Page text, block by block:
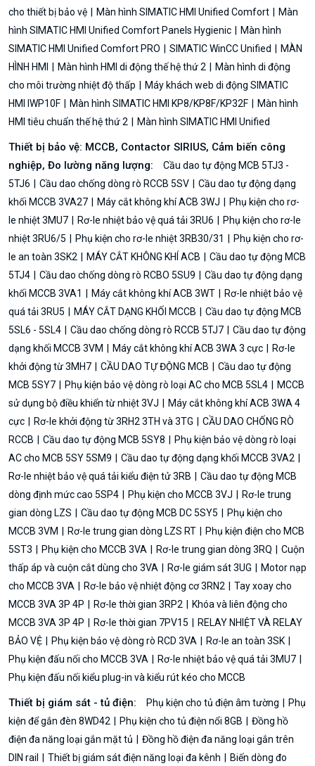
cho thiết bị bảo vệ
Màn hình SIMATIC HMI Unified Comfort
Màn
hình SIMATIC HMI Unified Comfort Panels Hygienic
Màn hình
SIMATIC HMI Unified Comfort PRO
SIMATIC WinCC Unified
MÀN
HÌNH HMI
Màn hình HMI di động thế hệ thứ 2
Màn hình di động
cho môi trường nhiệt độ thấp
Máy khách web di động SIMATIC
HMI IWP10F
Màn hình SIMATIC HMI KP8/KP8F/KP32F
Màn hình
HMI tiêu chuẩn thế hệ thứ 2
Màn hình SIMATIC HMI Unified
Thiết bị bảo vệ: MCCB, Contactor SIRIUS, Cảm biến công
nghiệp, Đo lường năng lượng:
Cầu dao tự động MCB 5TJ3 -
5TJ6
Cầu dao chống dòng rò RCCB 5SV
Cầu dao tự động dạng
khối MCCB 3VA27
Máy cắt không khí ACB 3WJ
Phụ kiện cho rơ-
le nhiệt 3MU7
Rơ-le nhiệt bảo vệ quá tải 3RU6
Phụ kiện cho rơ-le
nhiệt 3RU6/5
Phụ kiện cho rơ-le nhiệt 3RB30/31
Phụ kiện cho rơ-
le an toàn 3SK2
MÁY CẮT KHÔNG KHÍ ACB
Cầu dao tự động MCB
5TJ4
Cầu dao chống dòng rò RCBO 5SU9
Cầu dao tự động dạng
khối MCCB 3VA1
Máy cắt không khí ACB 3WT
Rơ-le nhiệt bảo vệ
quá tải 3RU5
MÁY CẮT DẠNG KHỐI MCCB
Cầu dao tự động MCB
5SL6 - 5SL4
Cầu dao chống dòng rò RCCB 5TJ7
Cầu dao tự động
dạng khối MCCB 3VM
Máy cắt không khí ACB 3WA 3 cực
Rơ-le
khởi động từ 3MH7
CẦU DAO TỰ ĐỘNG MCB
Cầu dao tự động
MCB 5SY7
Phụ kiện bảo vệ dòng rò loại AC cho MCB 5SL4
MCCB
sử dụng bộ điều khiển từ nhiệt 3VJ
Máy cắt không khí ACB 3WA 4
cực
Rơ-le khởi động từ 3RH2 3TH và 3TG
CẦU DAO CHỐNG RÒ
RCCB
Cầu dao tự động MCB 5SY8
Phụ kiện bảo vệ dòng rò loại
AC cho MCB 5SY 5SM9
Cầu dao tự động dạng khối MCCB 3VA2
Rơ-le nhiệt bảo vệ quá tải kiểu điện tử 3RB
Cầu dao tự động MCB
dòng định mức cao 5SP4
Phụ kiện cho MCCB 3VJ
Rơ-le trung
gian dòng LZS
Cầu dao tự động MCB DC 5SY5
Phụ kiện cho
MCCB 3VM
Rơ-le trung gian dòng LZS RT
Phụ kiện điện cho MCB
5ST3
Phụ kiện cho MCCB 3VA Rơ-le trung gian dòng 3RQ
Cuộn
thấp áp và cuộn cắt dùng cho 3VA
Rơ-le giám sát 3UG
Motor nạp
cho MCCB 3VA
Rơ-le bảo vệ nhiệt động cơ 3RN2
Tay xoay cho
MCCB 3VA 3P 4P
Rơ-le thời gian 3RP2
Khóa và liên động cho
MCCB 3VA 3P 4P
Rơ-le thời gian 7PV15
RELAY NHIỆT VÀ RELAY
BẢO VỆ
Phụ kiện bảo vệ dòng rò RCD 3VA
Rơ-le an toàn 3SK
Phụ kiện đấu nối cho MCCB 3VA
Rơ-le nhiệt bảo vệ quá tải 3MU7
Phụ kiện đấu nối kiểu plug-in và kiểu rút kéo cho MCCB
Thiết bị giám sát - tủ điện: Phụ kiện cho tủ điện âm tường
Phụ
kiện để gắn đèn 8WD42
Phụ kiện cho tủ điện nổi 8GB
Đồng hồ
điện đa năng loại gắn mặt tủ
Đồng hồ điện đa năng loại gắn trên
DIN rail
Thiết bị giám sát điện năng loại đa kênh Biến dòng đo